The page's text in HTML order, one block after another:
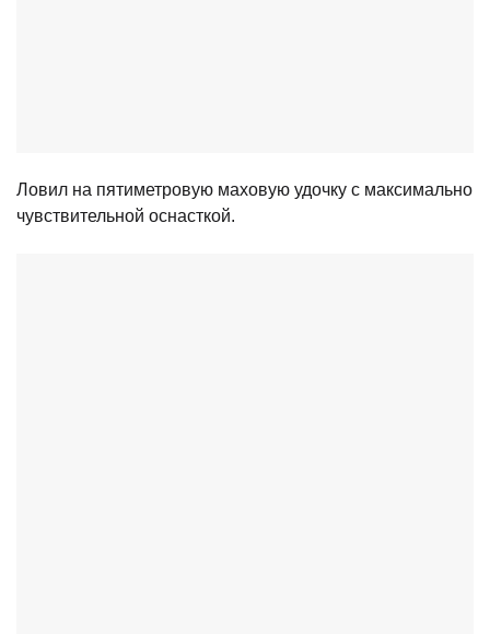
Ловил на пятиметровую маховую удочку с максимально
чувствительной оснасткой.